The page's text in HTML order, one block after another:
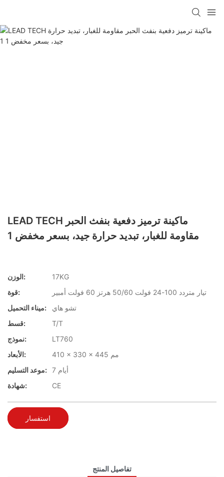
LEAD TECH ماكينة ترميز دفعية بنفث الحبر
مقاومة للغبار، تبديد حرارة جيد، بسعر مخفض 1
الوزن:
17KG
قوة:
تيار متردد 100-24 فولت 50/60 هرتز 60 فولت أمبير
ميناء التحميل:
تشو هاي
قسط:
T/T
نموذج:
LT760
الأبعاد:
410 × 330 × 445 مم
موعد التسليم:
7 أيام
شهادة:
CE
استفسار
تفاصيل المنتج